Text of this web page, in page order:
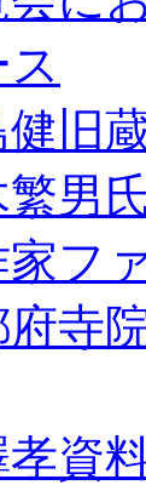
旧
繁男
家フ
府寺
孝資